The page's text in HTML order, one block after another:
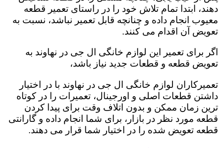
دهند، ابتدا تمام تلاش خود را در راستای تعمیر قطعه
معیوب انجام داده و چنانچه قابل تعمیر نباشد، نسبت به
تعویض آن اقدام می کنند.
اگر برای تعمیر این لوازم خانگی ال جی در نهاوند به
تعویض قطعه و قطعات جدید نیاز باشد،
تعمیرکاران لوازم خانگی ال جی در نهاوند با در اختیار
داشتن قطعات اصلی و اورجینال، تعمیرات را در کوتاه
ترین زمان ممکن و بدون اتلاف وقت برای پیدا کردن
قطعه مورد نظر در بازار، برای شما انجام داده و گارانتی
قطعه تعویض شده را در اختیار شما قرار می دهند.